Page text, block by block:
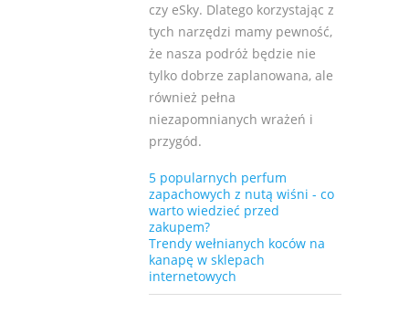
czy eSky. Dlatego korzystając z
tych narzędzi mamy pewność,
że nasza podróż będzie nie
tylko dobrze zaplanowana, ale
również pełna
niezapomnianych wrażeń i
przygód.
5 popularnych perfum
zapachowych z nutą wiśni - co
warto wiedzieć przed
zakupem?
Trendy wełnianych koców na
kanapę w sklepach
internetowych